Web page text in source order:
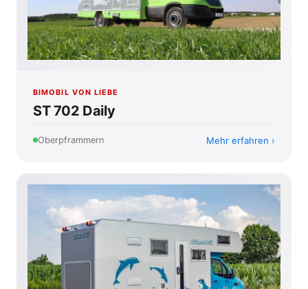
BIMOBIL VON LIEBE
ST 702 Daily
Oberpframmern Mehr erfahren